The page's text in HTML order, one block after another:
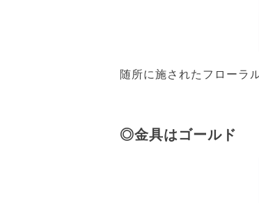
随所に施されたフローラ
◎金具はゴールド